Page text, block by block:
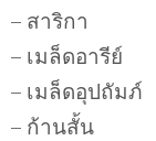
– สาริกา
– เมล็ดอารีย์
– เมล็ดอุปถัมภ์
– ก้านสั้น